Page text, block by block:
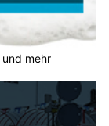
mehr